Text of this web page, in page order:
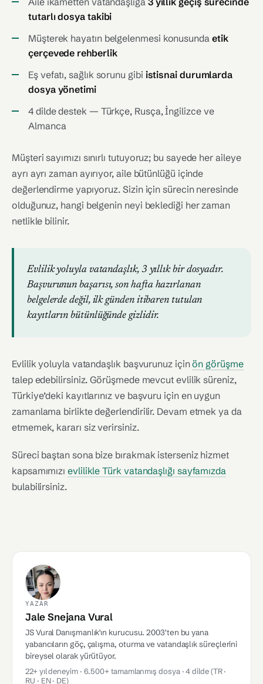
tutarlı dosya takibi
Müşterek hayatın belgelenmesi konusunda etik
çerçevede rehberlik
Eş vefatı, sağlık sorunu gibi istisnai durumlarda
dosya yönetimi
4 dilde destek — Türkçe, Rusça, İngilizce ve
Almanca
Müşteri sayımızı sınırlı tutuyoruz; bu sayede her aileye
ayrı ayrı zaman ayırıyor, aile bütünlüğü içinde
değerlendirme yapıyoruz. Sizin için sürecin neresinde
olduğunuz, hangi belgenin neyi beklediği her zaman
netlikle bilinir.
Evlilik yoluyla vatandaşlık, 3 yıllık bir dosyadır.
Başvurunun başarısı, son hafta hazırlanan
belgelerde değil, ilk günden itibaren tutulan
kayıtların bütünlüğünde gizlidir.
Evlilik yoluyla vatandaşlık başvurunuz içinön görüşme
talep edebilirsiniz. Görüşmede mevcut evlilik süreniz,
Türkiye’deki kayıtlarınız ve başvuru için en uygun
zamanlama birlikte değerlendirilir. Devam etmek ya da
etmemek, kararı siz verirsiniz.
Süreci baştan sona bize bırakmak isterseniz hizmet
kapsamımızıevlilikle Türk vatandaşlığı sayfamızda
bulabilirsiniz.
YAZAR
Jale Snejana Vural
JS Vural Danışmanlık'ın kurucusu. 2003'ten bu yana
yabancıların göç, çalışma, oturma ve vatandaşlık süreçlerini
bireysel olarak yürütüyor.
22+ yıl deneyim · 6.500+ tamamlanmış dosya · 4 dilde (TR ·
RU · EN · DE)